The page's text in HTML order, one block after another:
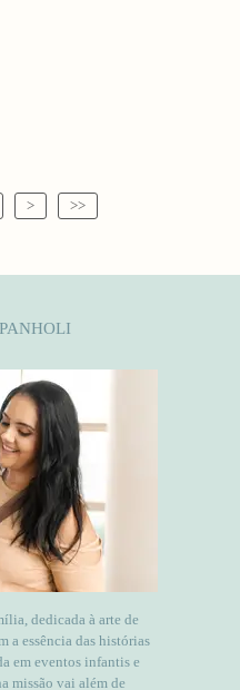
> >>
dedicada à arte de
a essência das histórias
em eventos infantis e
missão vai além de